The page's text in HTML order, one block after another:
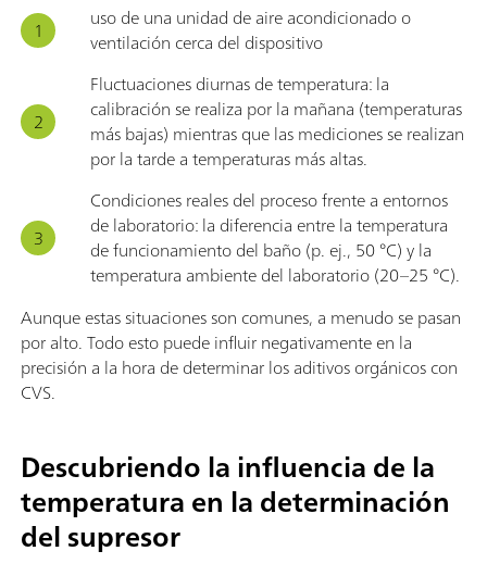
uso de una unidad de aire acondicionado o
ventilación cerca del dispositivo
Fluctuaciones diurnas de temperatura: la
calibración se realiza por la mañana (temperaturas
más bajas) mientras que las mediciones se realizan
por la tarde a temperaturas más altas.
Condiciones reales del proceso frente a entornos
de laboratorio: la diferencia entre la temperatura
de funcionamiento del baño (p. ej., 50 °C) y la
temperatura ambiente del laboratorio (20–25 °C).
Aunque estas situaciones son comunes, a menudo se pasan
por alto. Todo esto puede influir negativamente en la
precisión a la hora de determinar los aditivos orgánicos con
CVS.
Descubriendo la influencia de la
temperatura en la determinación
del supresor